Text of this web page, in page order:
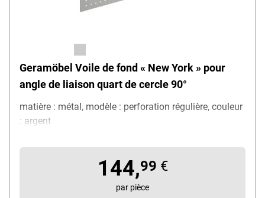
Geramöbel Voile de fond « New York » pour
angle de liaison quart de cercle 90°
matière : métal, modèle : perforation régulière, couleur
: argent
144,99 €
par pièce